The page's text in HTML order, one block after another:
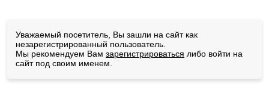
Уважаемый посетитель, Вы зашли на сайт как
незарегистрированный пользователь.
Мы рекомендуем Вам зарегистрироваться либо войти на
сайт под своим именем.